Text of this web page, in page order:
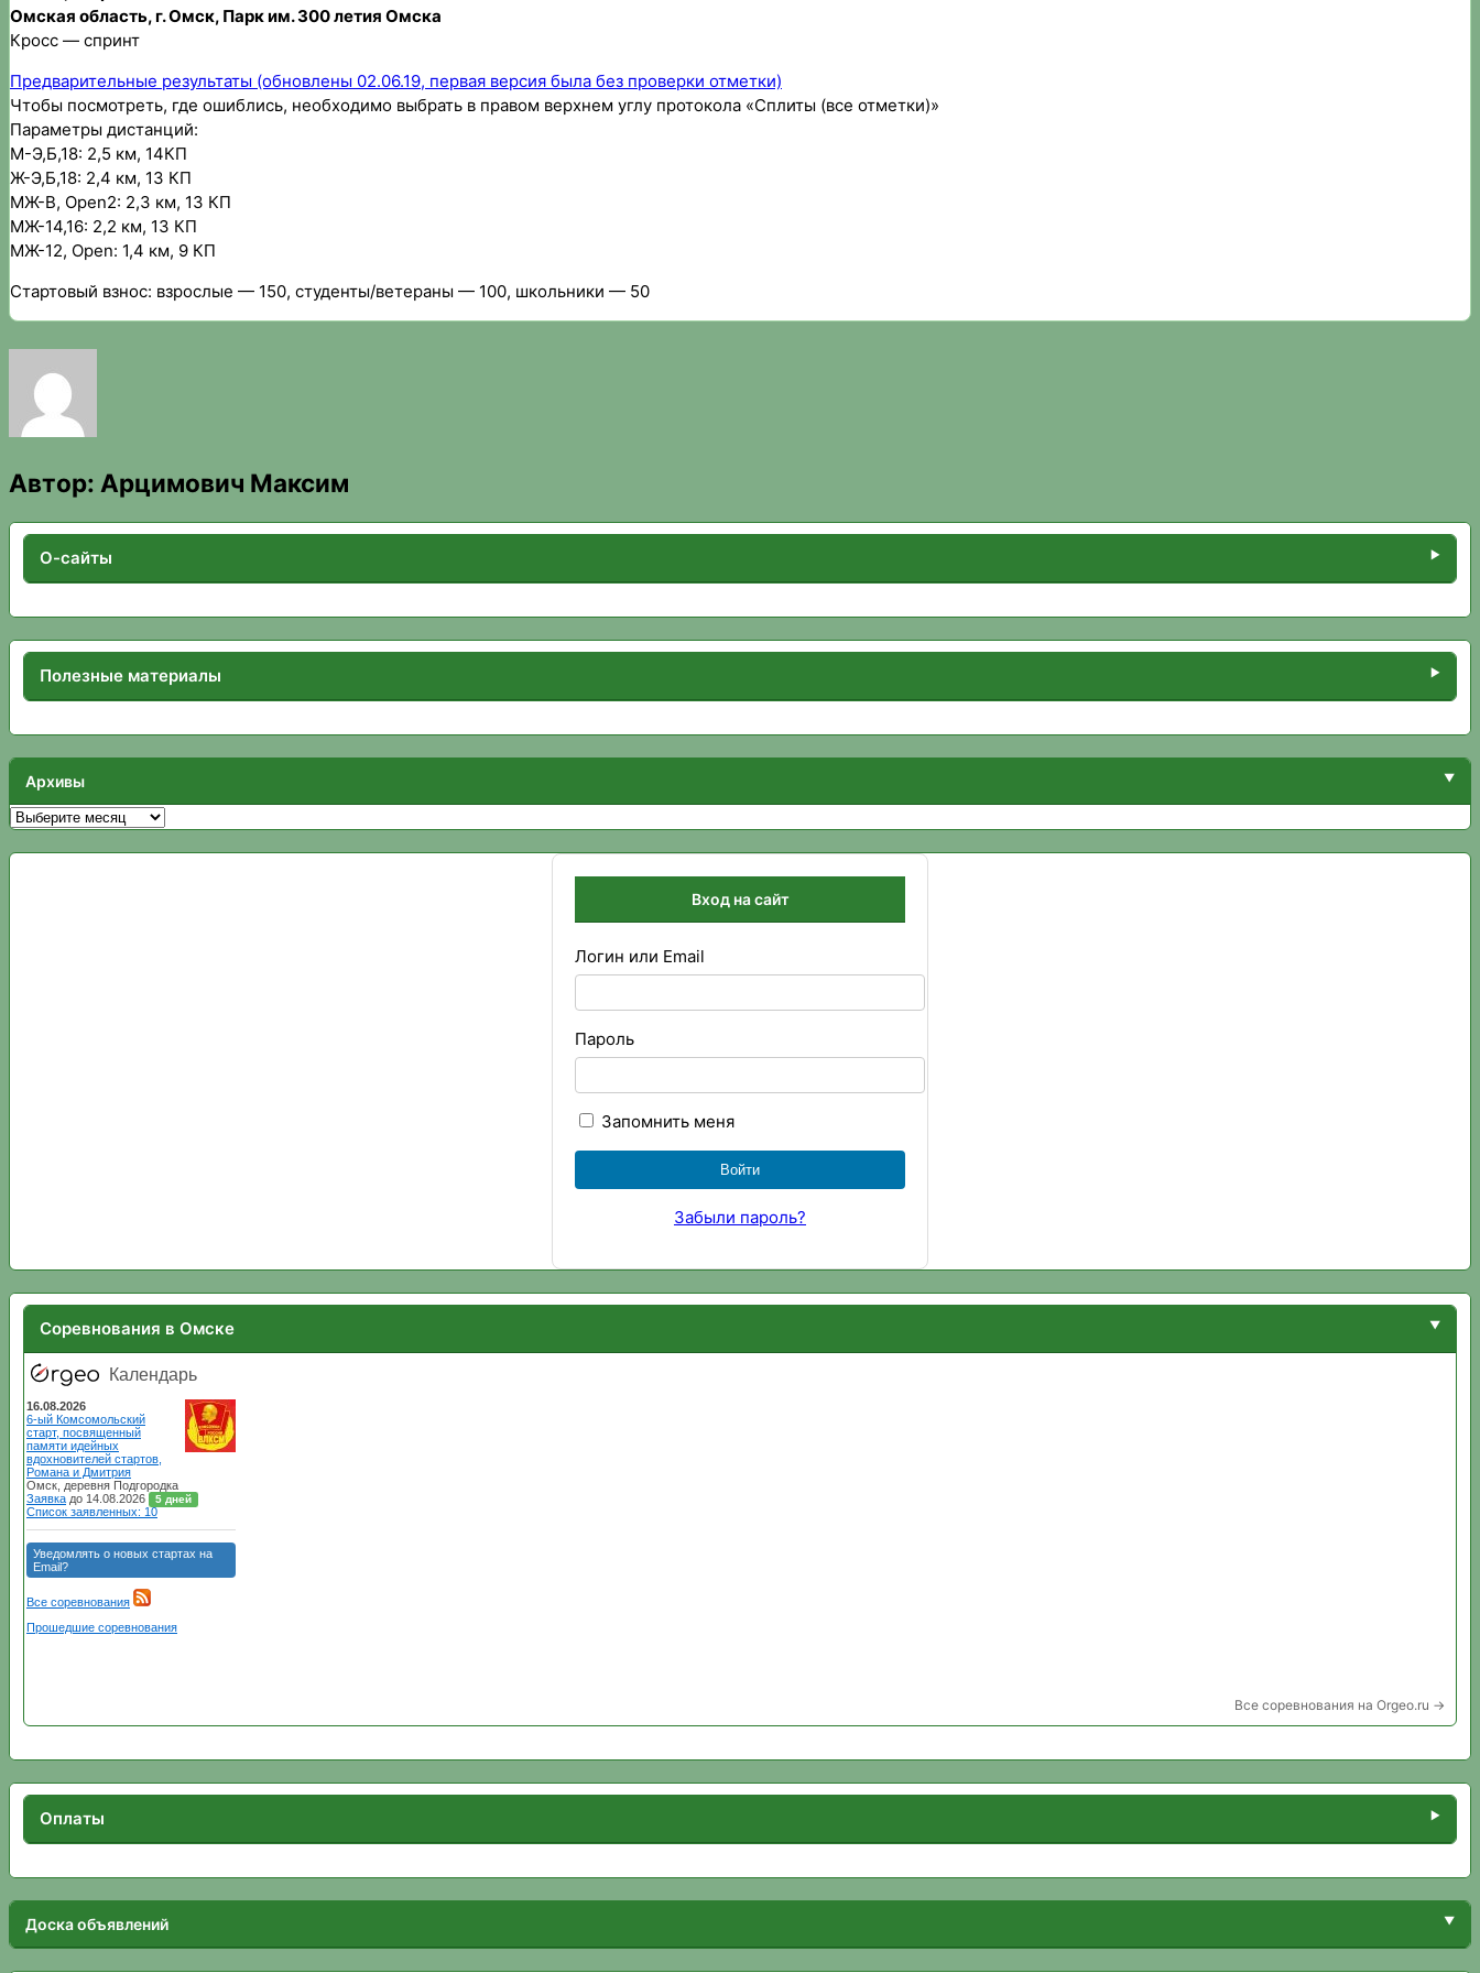
Омская область, г. Омск, Парк им. 300 летия Омска
Кросс — спринт
Предварительные результаты (обновлены 02.06.19, первая версия была без проверки отметки)
Чтобы посмотреть, где ошиблись, необходимо выбрать в правом верхнем углу протокола «Сплиты (все отметки)»
Параметры дистанций:
М-Э,Б,18: 2,5 км, 14КП
Ж-Э,Б,18: 2,4 км, 13 КП
МЖ-В, Open2: 2,3 км, 13 КП
МЖ-14,16: 2,2 км, 13 КП
МЖ-12, Open: 1,4 км, 9 КП
Стартовый взнос: взрослые — 150, студенты/ветераны — 100, школьники — 50
Автор: Арцимович Максим
О-сайты
Полезные материалы
Архивы
Архивы
Вход на сайт
Логин или Email
Пароль
Запомнить меня
Забыли пароль?
Соревнования в Омске
Все соревнования на Orgeo.ru →
Оплаты
Доска объявлений